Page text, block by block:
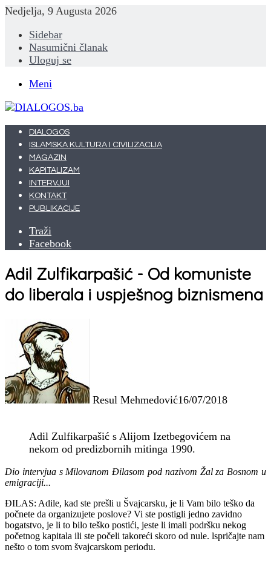
Nedjelja, 9 Augusta 2026
Sidebar
Nasumični članak
Uloguj se
Meni
DIALOGOS
ISLAMSKA KULTURA I CIVILIZACIJA
MAGAZIN
KAPITALIZAM
INTERVJUI
KONTAKT
PUBLIKACIJE
Traži
Facebook
Adil Zulfikarpašić - Od komuniste
do liberala i uspješnog biznismena
Resul Mehmedović16/07/2018
Adil Zulfikarpašić s Alijom Izetbegovićem na
nekom od predizbornih mitinga 1990.
Dio intervjua s Milovanom Đilasom pod nazivom Žal za Bosnom u
emigraciji...
ĐILAS: Adile, kad ste prešli u Švajcarsku, je li Vam bilo teško da
počnete da organizujete poslove? Vi ste postigli jedno zavidno
bogatstvo, je li to bilo teško postići, jeste li imali podršku nekog
početnog kapitala ili ste počeli takoreći skoro od nule. lspričajte nam
nešto o tom svom švajcarskom periodu.